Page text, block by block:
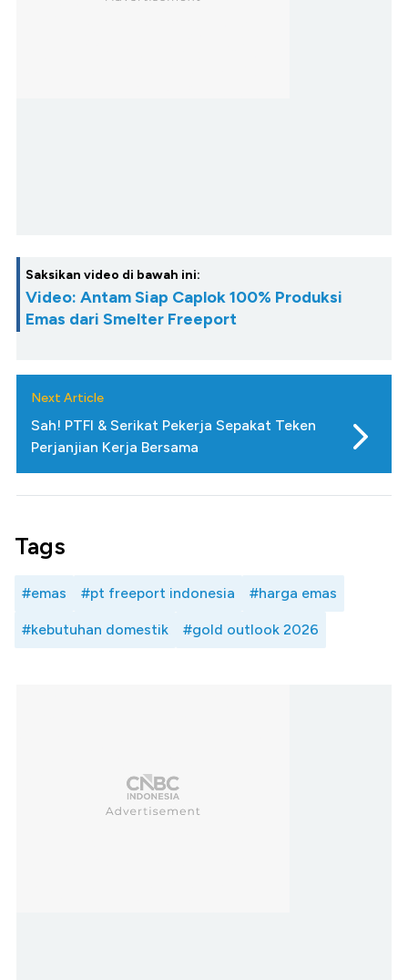
Saksikan video di bawah ini:
Video: Antam Siap Caplok 100% Produksi
Emas dari Smelter Freeport
Next Article
Sah! PTFI & Serikat Pekerja Sepakat Teken
Perjanjian Kerja Bersama
Tags
#emas #pt freeport indonesia #harga emas
#kebutuhan domestik #gold outlook 2026